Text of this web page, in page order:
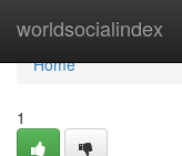
worldsocialindex
Home
Home
1